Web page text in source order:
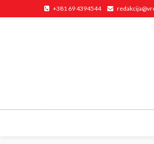
+381 69 4394544